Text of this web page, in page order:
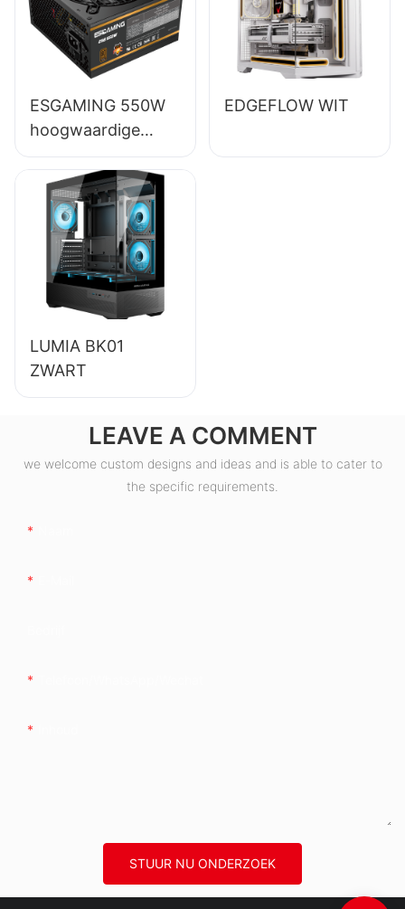
bronzen
certificering
ESB650W
ESGAMING 550W
hoogwaardige
desktop-pc-
voeding met 85%
rendement en 80+
bronzen afwerking
ESB550W
EDGEFLOW WIT
LUMIA BK01
ZWART
LEAVE A COMMENT
we welcome custom designs and ideas and is able to cater to
the specific requirements.
STUUR NU ONDERZOEK